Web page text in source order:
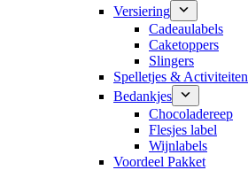
Versiering
Cadeaulabels
Caketoppers
Slingers
Spelletjes & Activiteiten
Bedankjes
Chocoladereep
Flesjes label
Wijnlabels
Voordeel Pakket